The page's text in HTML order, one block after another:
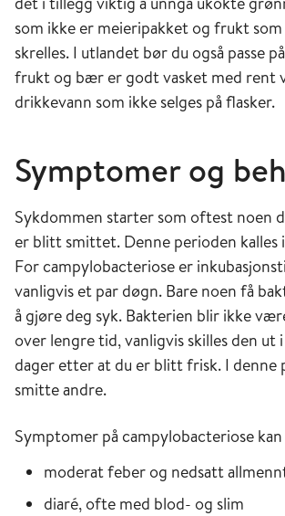
som ikke er meieripakket og frukt som
skrelles. I utlandet bør du også passe
frukt og bær er godt vasket med rent
drikkevann som ikke selges på flasker.
Symptomer og
Sykdommen starter som oftest noen
er blitt smittet. Denne perioden kalles
For campylobacteriose er
vanligvis et par døgn. Bare noen få
å gjøre deg syk. Bakterien blir ikke
over lengre tid, vanligvis skilles den
dager etter at du er blitt frisk. I denne
smitte andre.
Symptomer på campylobacteriose
moderat feber og nedsatt
diaré, ofte med blod- og slim